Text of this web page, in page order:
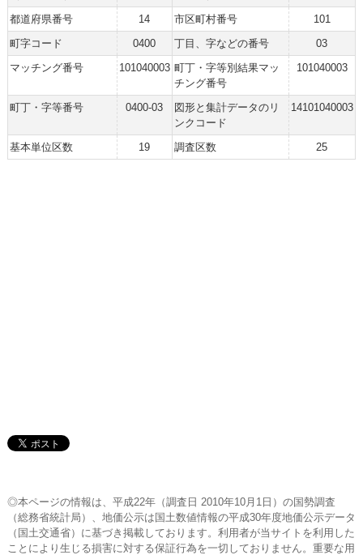
都道府県番号
14 市区町村番号
101
町字コード
0400 丁目、字などの番号
03
マッチング番号
101040003 町丁・字等別結果マッ
チング番号
101040003
町丁・字等番号 0400-03
図形と集計データのリ
ンクコード
14101040003
基本単位区数 19 調査区数 25
◎本ページの情報は、平成22年（調査日 2010年10月1日）の国勢調査
（総務省統計局）、地価公示は国土数値情報の平成30年度地価公示データ
（国土交通省）に基づき掲載しております。利用者が当サイトを利用した
ことにより生じる損害に対する保証行為を一切しておりません。重要な用